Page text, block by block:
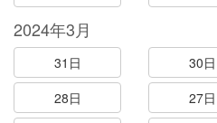
2024年3月
31日 30日
28日
27日